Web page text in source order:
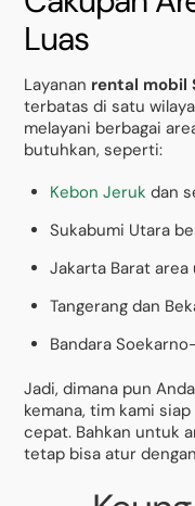
Luas
Layanan rental mobil
terbatas di satu
melayani berbagai
butuhkan, seperti:
Kebon Jeruk dan
Sukabumi Utara
Jakarta Barat area
Tangerang dan
Bandara
Jadi, dimana pun
kemana, tim kami
cepat. Bahkan untuk
tetap bisa atur